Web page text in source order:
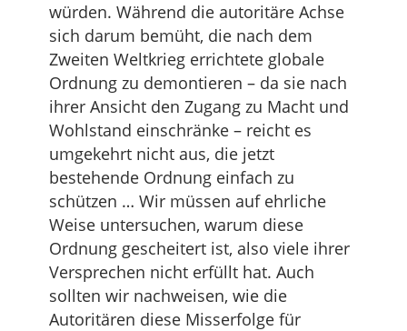
würden. Während die autoritäre Achse
sich darum bemüht, die nach dem
Zweiten Weltkrieg errichtete globale
Ordnung zu demontieren – da sie nach
ihrer Ansicht den Zugang zu Macht und
Wohlstand einschränke – reicht es
umgekehrt nicht aus, die jetzt
bestehende Ordnung einfach zu
schützen … Wir müssen auf ehrliche
Weise untersuchen, warum diese
Ordnung gescheitert ist, also viele ihrer
Versprechen nicht erfüllt hat. Auch
sollten wir nachweisen, wie die
Autoritären diese Misserfolge für